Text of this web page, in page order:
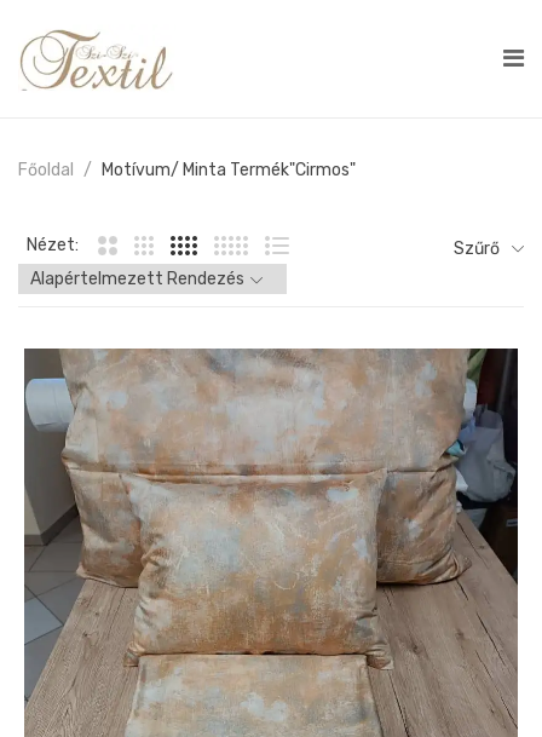
Főoldal Motívum/ Minta Termék"cirmos"
Nézet: Szűrő